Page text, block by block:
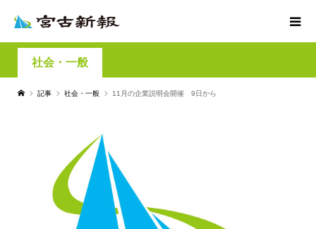
社会・一般
記事 社会・一般 11月の企業説明会開催 9日から